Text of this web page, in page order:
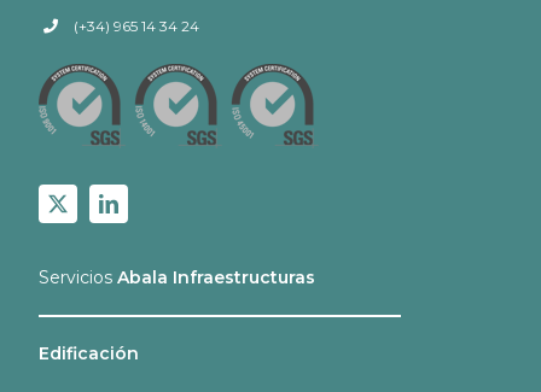
(+34) 965 14 34 24
Servicios Abala Infraestructuras
Edificación